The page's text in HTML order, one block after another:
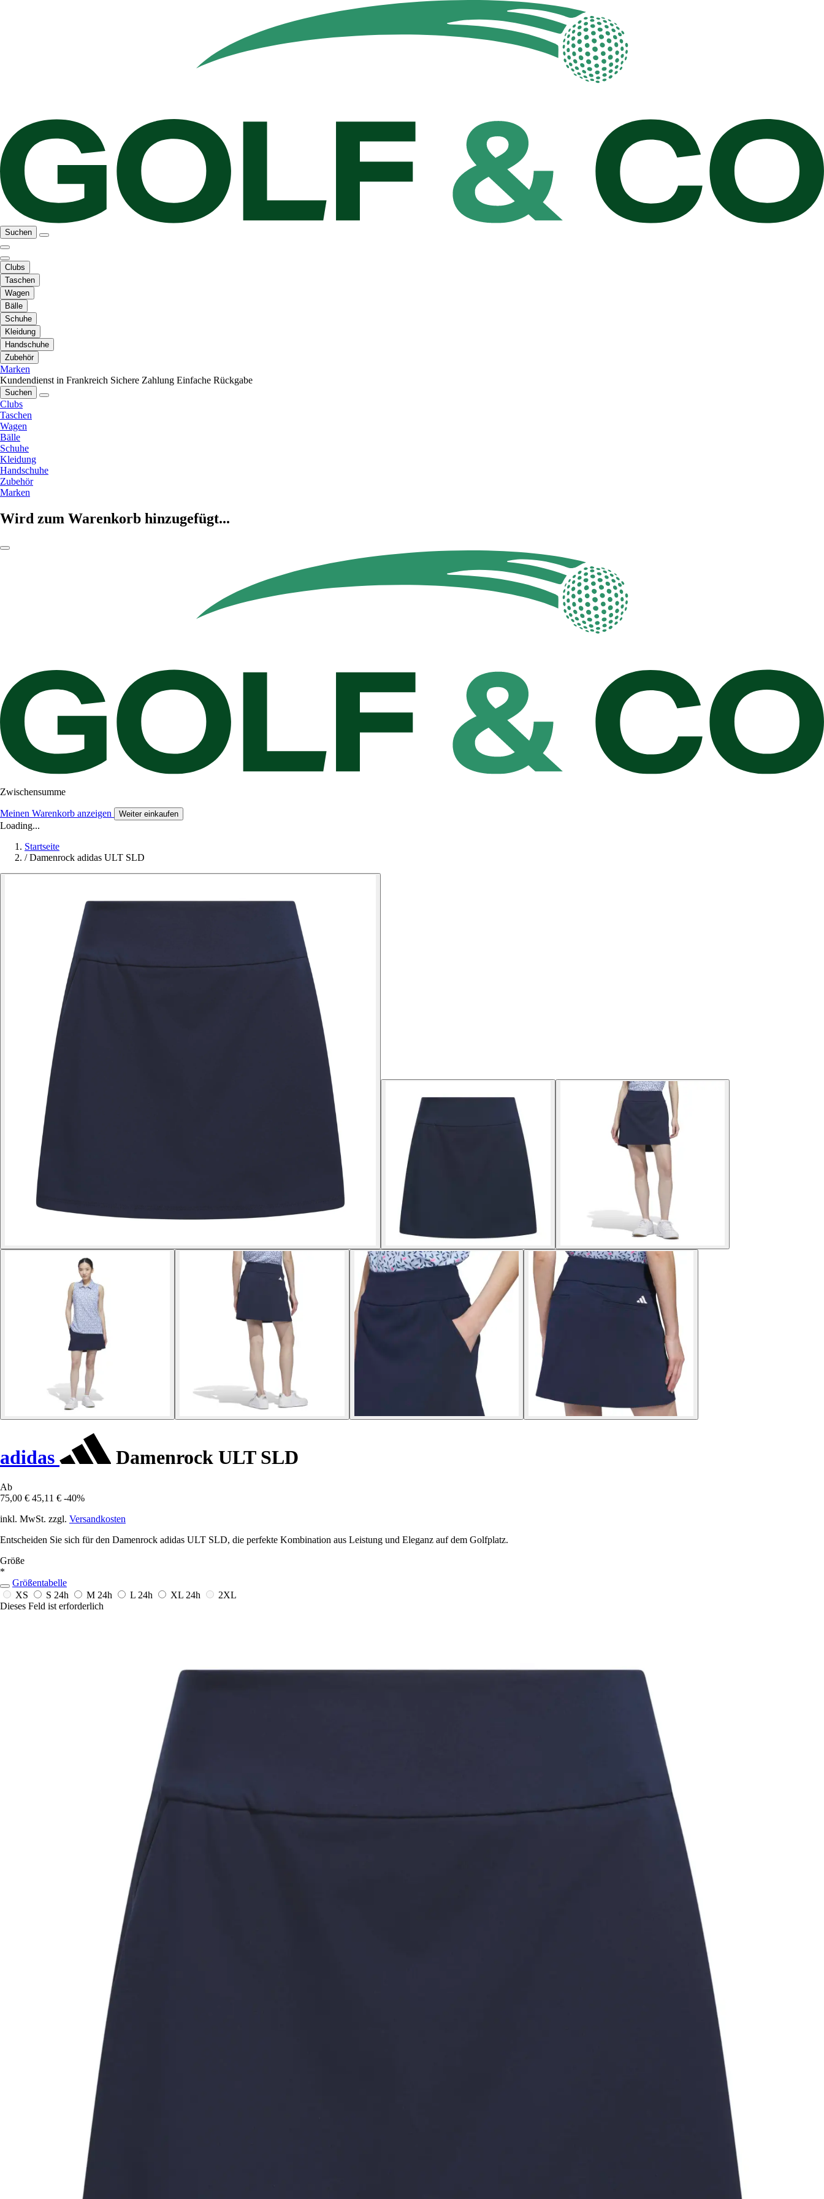
Suchen
Clubs
Taschen
Wagen
Bälle
Schuhe
Kleidung
Handschuhe
Zubehör
Marken
Kundendienst in Frankreich Sichere Zahlung Einfache Rückgabe
Suchen
Clubs
Taschen
Wagen
Bälle
Schuhe
Kleidung
Handschuhe
Zubehör
Marken
Wird zum Warenkorb hinzugefügt...
Zwischensumme
Meinen Warenkorb anzeigen Weiter einkaufen
Loading...
Startseite
/ Damenrock adidas ULT SLD
adidas Damenrock ULT SLD
Ab
75,00 € 45,11 € -40%
inkl. MwSt. zzgl. Versandkosten
Entscheiden Sie sich für den Damenrock adidas ULT SLD, die perfekte Kombination aus Leistung und Eleganz auf dem Golfplatz.
Größe
*
Größentabelle
XS
S 24h M 24h L 24h XL 24h
2XL
Dieses Feld ist erforderlich